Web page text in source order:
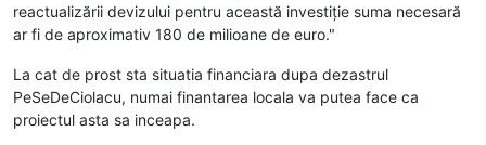
reactualizării devizului pentru această investiție suma necesară
ar fi de aproximativ 180 de milioane de euro."
La cat de prost sta situatia financiara dupa dezastrul
PeSeDeCiolacu, numai finantarea locala va putea face ca
proiectul asta sa inceapa.